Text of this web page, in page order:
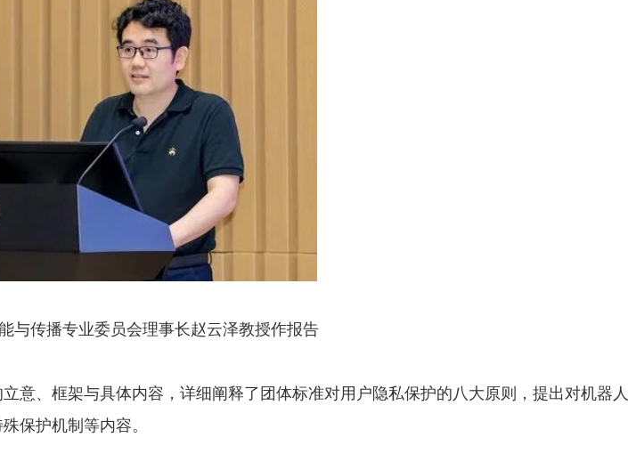
与传播专业委员会理事长赵云泽教授作报告
意、框架与具体内容，详细阐释了团体标准对用户隐私保护的八大原则，提出对机器
保护机制等内容。